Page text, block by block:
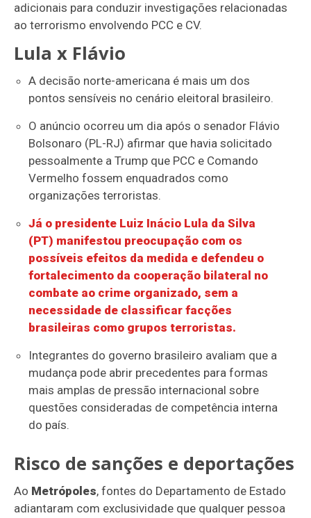
adicionais para conduzir investigações relacionadas
ao terrorismo envolvendo PCC e CV.
Lula x Flávio
A decisão norte-americana é mais um dos
pontos sensíveis no cenário eleitoral brasileiro.
O anúncio ocorreu um dia após o senador Flávio
Bolsonaro (PL-RJ) afirmar que havia solicitado
pessoalmente a Trump que PCC e Comando
Vermelho fossem enquadrados como
organizações terroristas.
Já o presidente Luiz Inácio Lula da Silva
(PT) manifestou preocupação com os
possíveis efeitos da medida e defendeu o
fortalecimento da cooperação bilateral no
combate ao crime organizado, sem a
necessidade de classificar facções
brasileiras como grupos terroristas.
Integrantes do governo brasileiro avaliam que a
mudança pode abrir precedentes para formas
mais amplas de pressão internacional sobre
questões consideradas de competência interna
do país.
Risco de sanções e deportações
Ao Metrópoles, fontes do Departamento de Estado
adiantaram com exclusividade que qualquer pessoa